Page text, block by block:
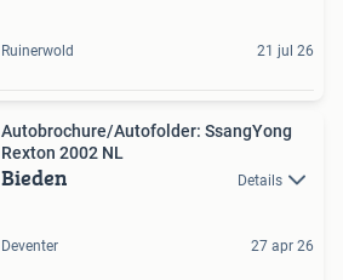
Ruinerwold 21 jul 26
Autobrochure/Autofolder: SsangYong
Rexton 2002 NL
Bieden Details
Deventer 27 apr 26